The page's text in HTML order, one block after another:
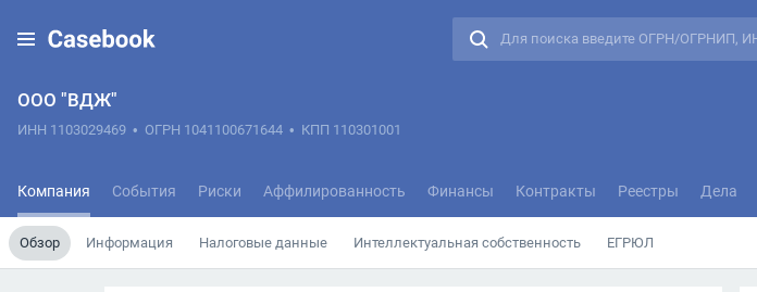
ООО "ВДЖ"
ИНН 1103029469 • ОГРН 1041100671644 • КПП 110301001
Компания События Риски Аффилированность Финансы Контракты Реестры Дела
Обзор Информация Налоговые данные Интеллектуальная собственность ЕГРЮЛ